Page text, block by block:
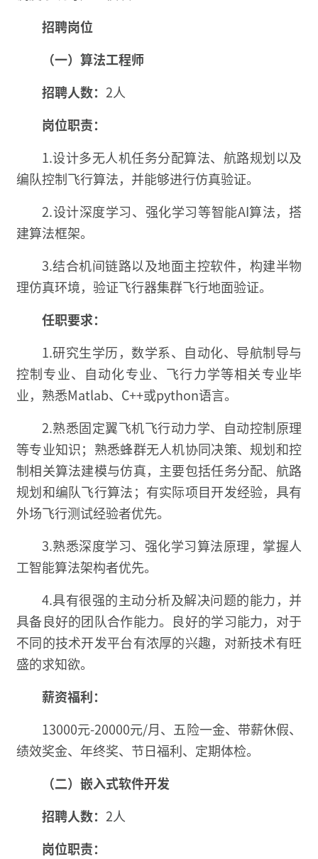
招聘岗位
（一）算法工程师
招聘人数： 2人
岗位职责：
1.设计多无人机任务分配算法、航路规划以及
编队控制飞行算法，并能够进行仿真验证。
2.设计深度学习、强化学习等智能AI算法，搭
建算法框架。
3.结合机间链路以及地面主控软件，构建半物
理仿真环境，验证飞行器集群飞行地面验证。
任职要求：
1.研究生学历，数学系、自动化、导航制导与
控制专业、自动化专业、飞行力学等相关专业毕
业，熟悉Matlab、C++或python语言。
2.熟悉固定翼飞机飞行动力学、自动控制原理
等专业知识；熟悉蜂群无人机协同决策、规划和控
制相关算法建模与仿真，主要包括任务分配、航路
规划和编队飞行算法；有实际项目开发经验，具有
外场飞行测试经验者优先。
3.熟悉深度学习、强化学习算法原理，掌握人
工智能算法架构者优先。
4.具有很强的主动分析及解决问题的能力，并
具备良好的团队合作能力。良好的学习能力，对于
不同的技术开发平台有浓厚的兴趣，对新技术有旺
盛的求知欲。
薪资福利：
13000元-20000元/月、五险一金、带薪休假、
绩效奖金、年终奖、节日福利、定期体检。
（二）嵌入式软件开发
招聘人数： 2人
岗位职责：